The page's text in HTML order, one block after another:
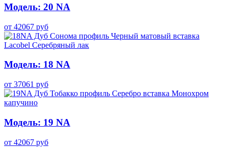
Модель: 20 NA
от 42067 руб
Модель: 18 NA
от 37061 руб
Модель: 19 NA
от 42067 руб